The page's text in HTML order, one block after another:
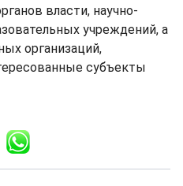
власти, научно-
учреждений, а
организаций,
субъекты